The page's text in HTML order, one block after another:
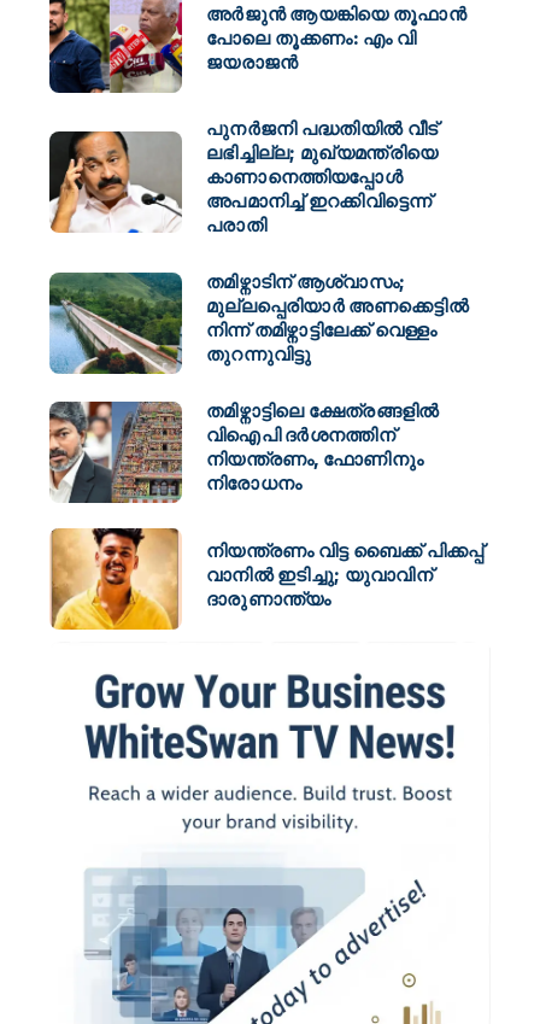
അർജുൻ ആയങ്കിയെ തൂഫാൻ
പോലെ തൂക്കണം: എം വി
ജയരാജൻ
പുനർജനി പദ്ധതിയിൽ വീട്
ലഭിച്ചില്ല; മുഖ്യമന്ത്രിയെ
കാണാനെത്തിയപ്പോൾ
അപമാനിച്ച് ഇറക്കിവിട്ടെന്ന്
പരാതി
തമിഴ്നാടിന് ആശ്വാസം;
മുല്ലപ്പെരിയാർ അണക്കെട്ടിൽ
നിന്ന് തമിഴ്നാട്ടിലേക്ക് വെള്ളം
തുറന്നുവിട്ടു
തമിഴ്നാട്ടിലെ ക്ഷേത്രങ്ങളിൽ
വിഐപി ദർശനത്തിന്
നിയന്ത്രണം, ഫോണിനും
നിരോധനം
നിയന്ത്രണം വിട്ട ബൈക്ക് പിക്കപ്പ്
വാനിൽ ഇടിച്ചു; യുവാവിന്
ദാരുണാന്ത്യം